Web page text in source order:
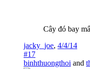
Cây đó bay
jacky_joe, 4/4/14
#17
binhthuongthoi and